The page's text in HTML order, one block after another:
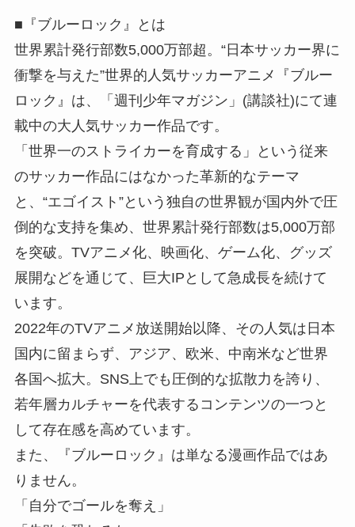
■『ブルーロック』とは
世界累計発行部数5,000万部超。“日本サッカー界に
衝撃を与えた”世界的人気サッカーアニメ『ブルー
ロック』は、「週刊少年マガジン」(講談社)にて連
載中の大人気サッカー作品です。
「世界一のストライカーを育成する」という従来
のサッカー作品にはなかった革新的なテーマ
と、“エゴイスト”という独自の世界観が国内外で圧
倒的な支持を集め、世界累計発行部数は5,000万部
を突破。TVアニメ化、映画化、ゲーム化、グッズ
展開などを通じて、巨大IPとして急成長を続けて
います。
2022年のTVアニメ放送開始以降、その人気は日本
国内に留まらず、アジア、欧米、中南米など世界
各国へ拡大。SNS上でも圧倒的な拡散力を誇り、
若年層カルチャーを代表するコンテンツの一つと
して存在感を高めています。
また、『ブルーロック』は単なる漫画作品ではあ
りません。
「自分でゴールを奪え」